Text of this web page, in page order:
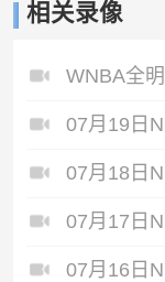
相关录像
07月19日
07月18日
07月17日